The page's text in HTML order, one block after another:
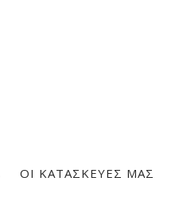
ΟΙ ΚΑΤΑΣΚΕΥΕΣ ΜΑΣ